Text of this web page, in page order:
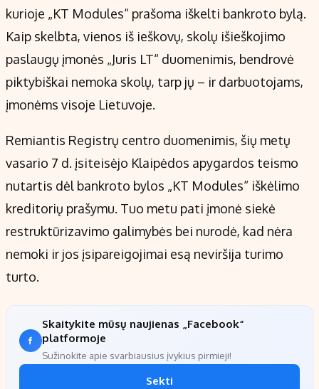
kurioje „KT Modules“ prašoma iškelti bankroto bylą.
Kaip skelbta, vienos iš ieškovų, skolų išieškojimo
paslaugų įmonės „Juris LT“ duomenimis, bendrovė
piktybiškai nemoka skolų, tarp jų – ir darbuotojams,
įmonėms visoje Lietuvoje.
Remiantis Registrų centro duomenimis, šių metų
vasario 7 d. įsiteisėjo Klaipėdos apygardos teismo
nutartis dėl bankroto bylos „KT Modules“ iškėlimo
kreditorių prašymu. Tuo metu pati įmonė siekė
restruktūrizavimo galimybės bei nurodė, kad nėra
nemoki ir jos įsipareigojimai esą neviršija turimo
turto.
Skaitykite mūsų naujienas „Facebook“
platformoje
Sužinokite apie svarbiausius įvykius pirmieji!
Sekti